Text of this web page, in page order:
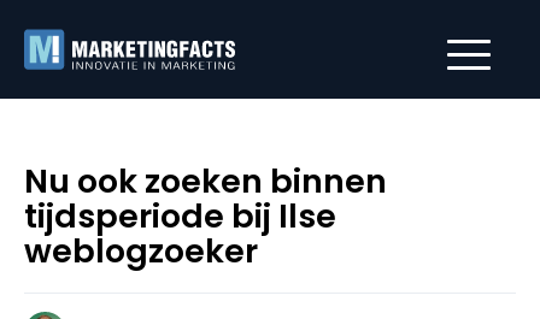
Nu ook zoeken binnen
tijdsperiode bij Ilse
weblogzoeker